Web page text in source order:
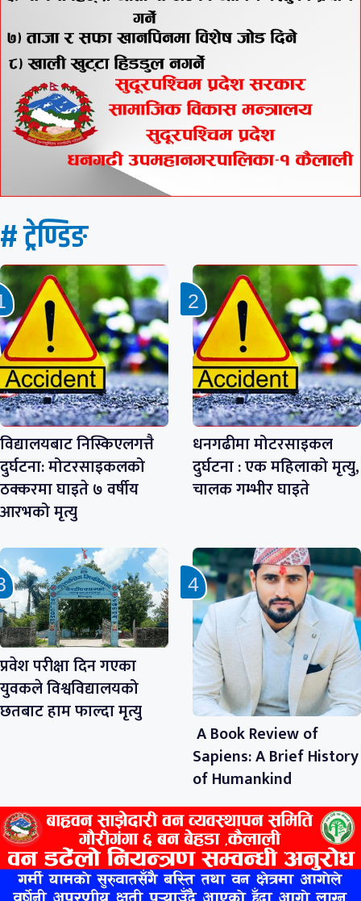
# ट्रेण्डिङ
विद्यालयबाट निस्किएलगत्तै
दुर्घटना: मोटरसाइकलको
ठक्करमा घाइते ७ वर्षीय
आरभको मृत्यु
धनगढीमा मोटरसाइकल
दुर्घटना : एक महिलाको मृत्यु,
चालक गम्भीर घाइते
प्रवेश परीक्षा दिन गएका
युवकले विश्वविद्यालयको
छतबाट हाम फाल्दा मृत्यु
A Book Review of
Sapiens: A Brief History
of Humankind